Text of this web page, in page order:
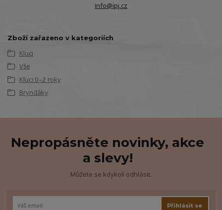
info@ipj.cz
Zboží zařazeno v kategoriích
Kluci
Vše
Kluci 0–2 roky
Bryndáky
Nepropásněte novinky, akce
a slevy!
Můžete se kdykoli odhlásit.
Přihlásit se